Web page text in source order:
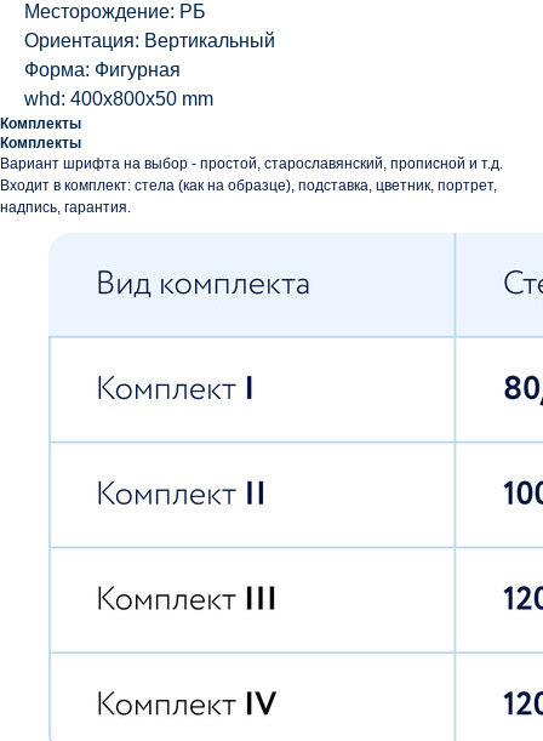
Месторождение: РБ
Ориентация: Вертикальный
Форма: Фигурная
whd: 400x800x50 mm
Комплекты
Комплекты
Вариант шрифта на выбор - простой, старославянский, прописной и т.д.
Входит в комплект: стела (как на образце), подставка, цветник, портрет,
надпись, гарантия.